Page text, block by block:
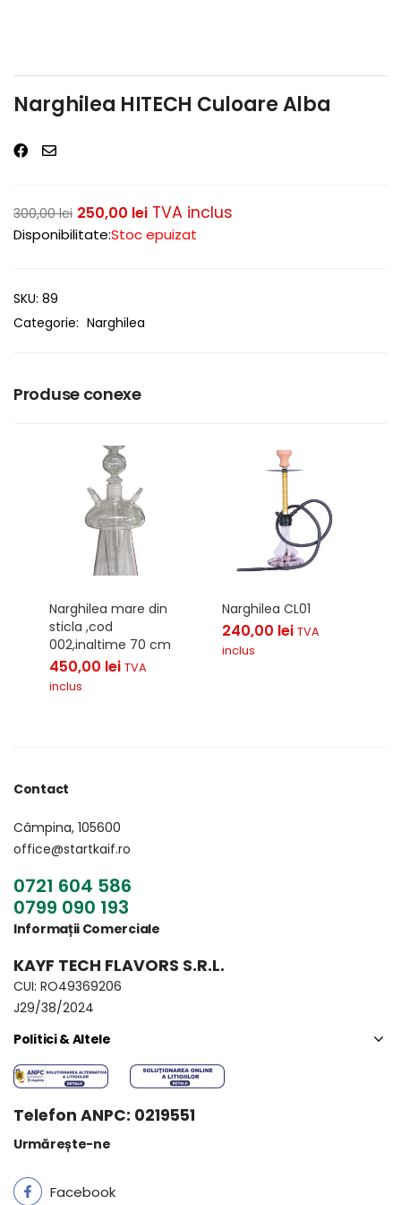
Narghilea HITECH Culoare Alba
300,00lei 250,00 lei TVA inclus
Disponibilitate:Stoc epuizat
SKU: 89
Categorie: Narghilea
Produse conexe
Narghilea mare din
sticla ,cod
002,inaltime 70 cm
450,00 lei TVA
inclus
Narghilea CL01
240,00 lei TVA
inclus
Contact
Câmpina, 105600
office@startkaif.ro
0721 604 586
0799 090 193
Informații Comerciale
KAYF TECH FLAVORS S.R.L.
CUI: RO49369206
J29/38/2024
Politici & Altele
Telefon ANPC: 0219551
Urmărește-ne
Facebook